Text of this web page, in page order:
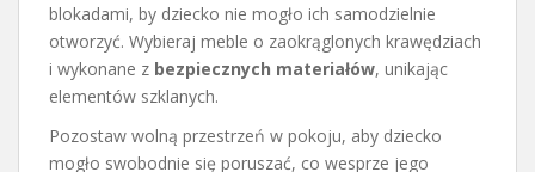
blokadami, by dziecko nie mogło ich samodzielnie
otworzyć. Wybieraj meble o zaokrąglonych krawędziach
i wykonane z bezpiecznych materiałów, unikając
elementów szklanych.
Pozostaw wolną przestrzeń w pokoju, aby dziecko
mogło swobodnie się poruszać, co wesprze jego